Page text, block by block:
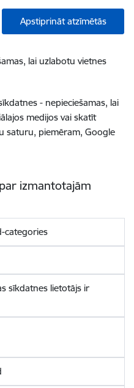
Apstiprināt atzīmētās
lai uzlabotu vietnes
- nepieciešamas, lai
medijos vai skatīt
saturu, piemēram, Google
izmantotajām
categories
sīkdatnes lietotājs ir